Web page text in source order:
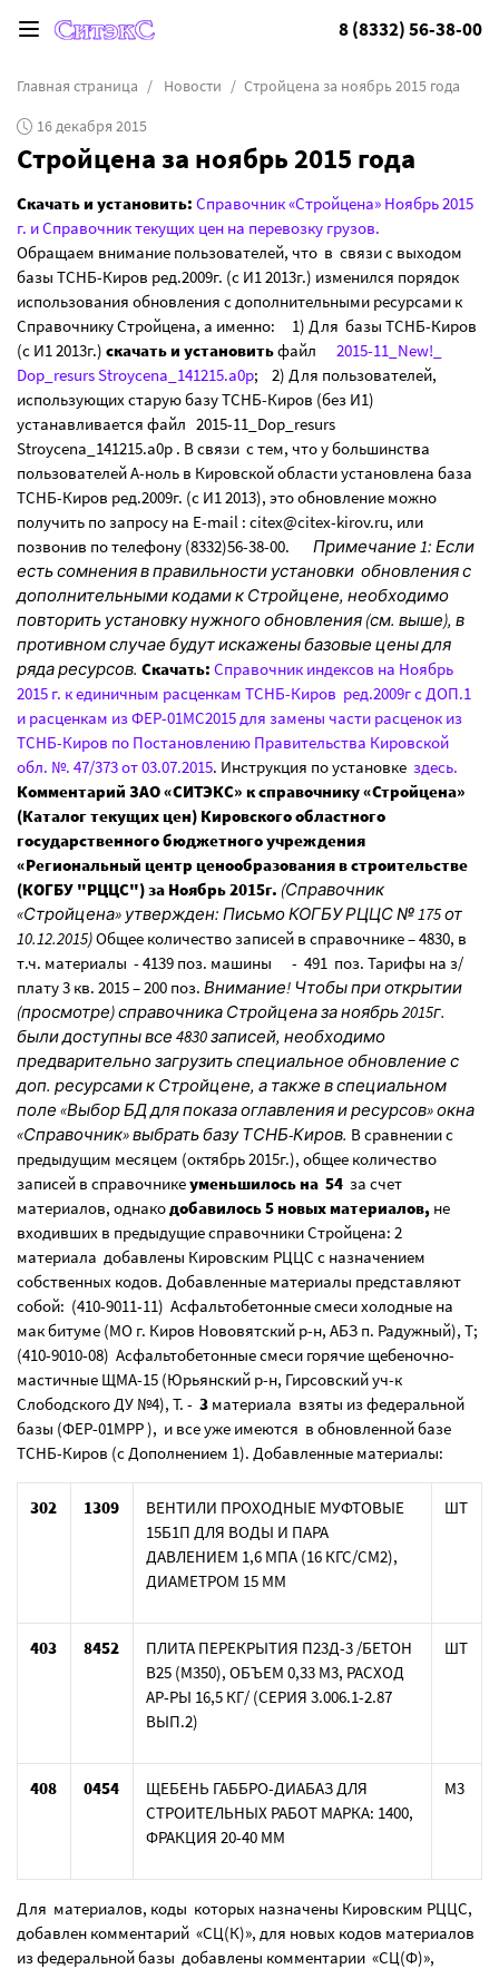
8 (8332) 56-38-00
Главная страница Новости
Стройцена за ноябрь 2015 года
16 декабря 2015
Стройцена за ноябрь 2015 года
Скачать и установить: Справочник «Стройцена» Ноябрь 2015
г. и Справочник текущих цен на перевозку грузов.
Обращаем внимание пользователей, что в связи с выходом
базы ТСНБ-Киров ред.2009г. (с И1 2013г.) изменился порядок
использования обновления с дополнительными ресурсами к
Справочнику Стройцена, а именно: 1) Для базы ТСНБ-Киров
(с И1 2013г.) скачать и установитьфайл 2015-11_New!_
Dop_resurs Stroycena_141215.a0p; 2) Для пользователей,
использующих старую базу ТСНБ-Киров (без И1)
устанавливается файл 2015-11_Dop_resurs
Stroycena_141215.a0p . В связи с тем, что у большинства
пользователей А-ноль в Кировской области установлена база
ТСНБ-Киров ред.2009г. (с И1 2013), это обновление можно
получить по запросу на E-mail : citex@citex-kirov.ru, или
позвонив по телефону (8332)56-38-00.
Примечание 1: Если
есть сомнения в правильности установки обновления с
дополнительными кодами к Стройцене, необходимо
повторить установку нужного обновления (см. выше), в
противном случае будут искажены базовые цены для
ряда ресурсов. Скачать: Справочник индексов на Ноябрь
2015 г. к единичным расценкам ТСНБ-Киров ред.2009г c ДОП.1
и расценкам из ФЕР-01МС2015 для замены части расценок из
ТСНБ-Киров по Постановлению Правительства Кировской
обл. №. 47/373 от 03.07.2015. Инструкция по установке здесь.
Комментарий ЗАО «СИТЭКС» к справочнику «Стройцена»
(Каталог текущих цен) Кировского областного
государственного бюджетного учреждения
«Региональный центр ценообразования в строительстве
(КОГБУ "РЦЦС") за Ноябрь 2015г. (Справочник
«Стройцена» утвержден: Письмо КОГБУ РЦЦС № 175 от
10.12.2015)Общее количество записей в справочнике – 4830, в
т.ч. материалы - 4139 поз. машины - 491 поз. Тарифы на з/
плату 3 кв. 2015 – 200 поз. Внимание! Чтобы при открытии
(просмотре) справочника Стройцена за ноябрь 2015г.
были доступны все 4830 записей, необходимо
предварительно загрузить специальное обновление с
доп. ресурсами к Стройцене, а также в специальном
поле «Выбор БД для показа оглавления и ресурсов» окна
«Справочник» выбрать базу ТСНБ-Киров. В сравнении с
предыдущим месяцем (октябрь 2015г.), общее количество
записей в справочникеуменьшилось на 54 за счет
материалов, однако добавилось 5 новых материалов, не
входивших в предыдущие справочники Стройцена: 2
материала добавлены Кировским РЦЦС с назначением
собственных кодов. Добавленные материалы представляют
собой: (410-9011-11) Асфальтобетонные смеси холодные на
мак битуме (МО г. Киров Нововятский р-н, АБЗ п. Радужный), Т;
(410-9010-08) Асфальтобетонные смеси горячие щебеночно-
мастичные ЩМА-15 (Юрьянский р-н, Гирсовский уч-к
Слободского ДУ №4), Т. - 3 материала взяты из федеральной
базы (ФЕР-01МРР ), и все уже имеются в обновленной базе
ТСНБ-Киров (с Дополнением 1). Добавленные материалы:
302 1309
ВЕНТИЛИ ПРОХОДНЫЕ МУФТОВЫЕ
15Б1П ДЛЯ ВОДЫ И ПАРА
ДАВЛЕНИЕМ 1,6 МПА (16 КГС/СМ2),
ДИАМЕТРОМ 15 ММ
ШТ
403 8452
ПЛИТА ПЕРЕКРЫТИЯ П23Д-3 /БЕТОН
В25 (М350), ОБЪЕМ 0,33 М3, РАСХОД
АР-РЫ 16,5 КГ/ (СЕРИЯ 3.006.1-2.87
ВЫП.2)
ШТ
408 0454
ЩЕБЕНЬ ГАББРО-ДИАБАЗ ДЛЯ
СТРОИТЕЛЬНЫХ РАБОТ МАРКА: 1400,
ФРАКЦИЯ 20-40 ММ
М3
Для материалов, коды которых назначены Кировским РЦЦС,
добавлен комментарий «СЦ(К)», для новых кодов материалов
из федеральной базы добавлены комментарии «СЦ(Ф)»,